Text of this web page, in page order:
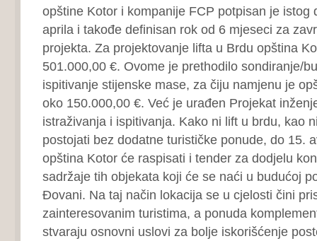
opštine Kotor i kompanije FCP potpisan je istog
aprila i takođe definisan rok od 6 mjeseci za
projekta. Za projektovanje lifta u Brdu opština
501.000,00 €. Ovome je prethodilo sondiranje/
ispitivanje stijenske mase, za čiju namjenu je
oko 150.000,00 €. Već je urađen Projekat
istraživanja i ispitivanja. Kako ni lift u brdu, kao
postojati bez dodatne turističke ponude, do 15.
opština Kotor će raspisati i tender za dodjelu
sadržaje tih objekata koji će se naći u budućoj
Đovani. Na taj način lokacija se u cjelosti čini
zainteresovanim turistima, a ponuda
stvaraju osnovni uslovi za bolje iskorišćenje